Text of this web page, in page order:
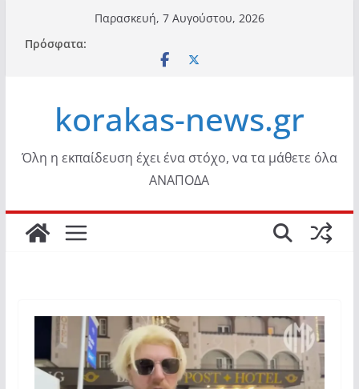
περιεχόμενο
Παρασκευή, 7 Αυγούστου, 2026
Πρόσφατα:
korakas-news.gr
Όλη η εκπαίδευση έχει ένα στόχο, να τα μάθετε όλα
ΑΝΑΠΟΔΑ